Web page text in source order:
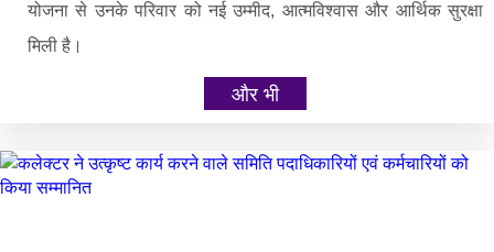
योजना से उनके परिवार को नई उम्मीद, आत्मविश्वास और आर्थिक सुरक्षा
मिली है।
और भी